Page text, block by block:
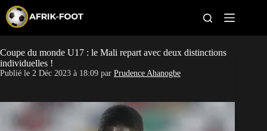
p
o
c
o
t
CAN féminine
Pays
Coupe du monde U17 : le Mali repart avec deux distinctions
individuelles !
Publié le 2 Déc 2023 à 18:09 par Prudence Ahanogbe